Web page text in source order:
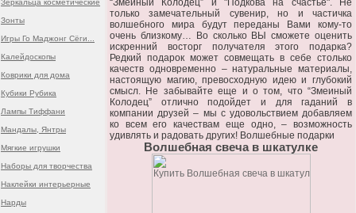
Зеркальца косметические
Зонты
Игры Го Маджонг Сёги...
Калейдоскопы
Коврики для дома
Кубики Рубика
Лампы Тиффани
Мандалы, Янтры
Мягкие игрушки
Наборы для творчества
Наклейки интерьерные
Нарды
“Змеиный Колодец” и "Подкова на счастье". Не
только замечательный сувенир, но и частичка
волшебного мира будут переданы Вами кому-то
очень близкому… Во сколько ВЫ сможете оценить
искренний восторг получателя этого подарка?
Редкий подарок может совмещать в себе столько
качеств одновременно – натуральные материалы,
настоящую магию, превосходную идею и глубокий
смысл. Не забывайте еще и о том, что “Змеиный
Колодец” отлично подойдет и для гаданий в
компании друзей – мы с удовольствием добавляем
ко всем его качествам еще одно, – возможность
удивлять и радовать других! Волшебные подарки
Волшебная свеча в шкатулке